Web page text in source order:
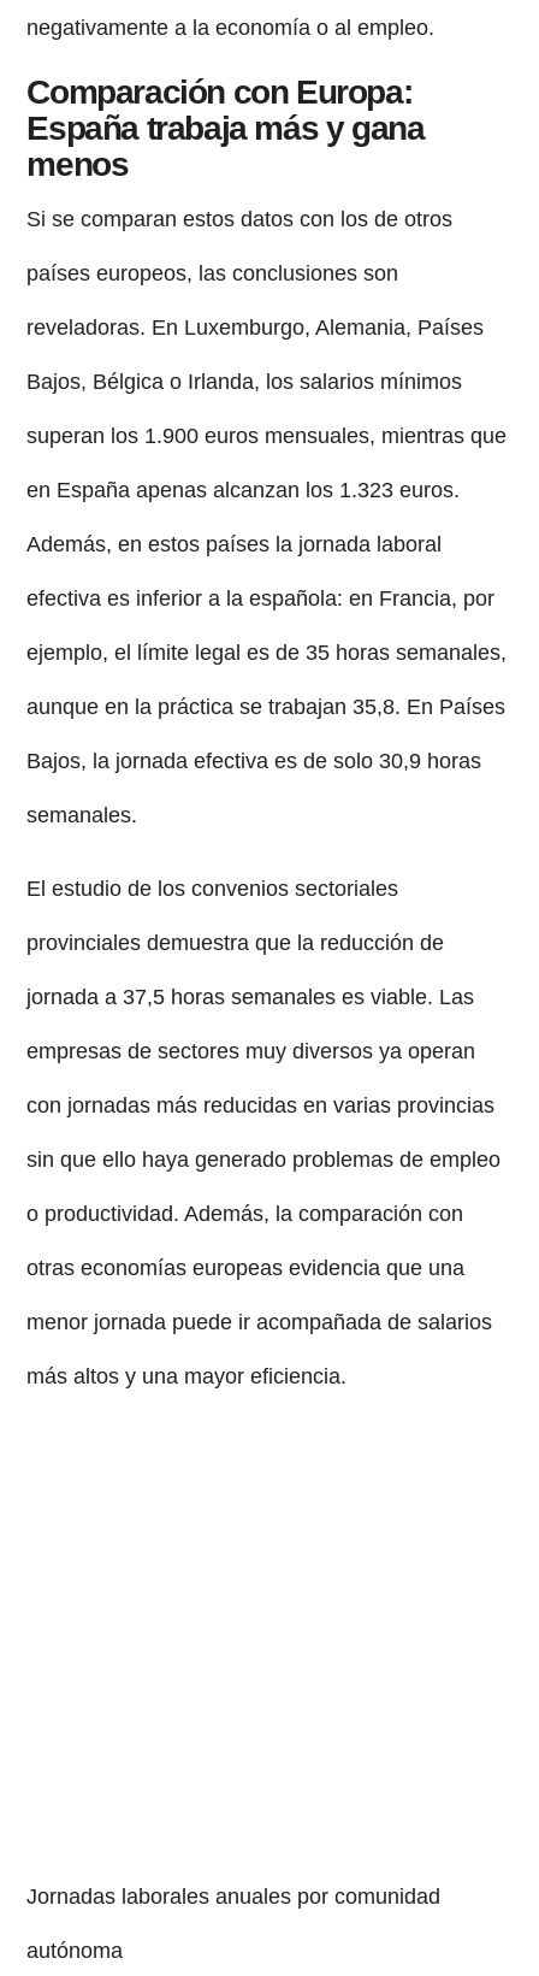
negativamente a la economía o al empleo.
Comparación con Europa:
España trabaja más y gana
menos
Si se comparan estos datos con los de otros
países europeos, las conclusiones son
reveladoras. En Luxemburgo, Alemania, Países
Bajos, Bélgica o Irlanda, los salarios mínimos
superan los 1.900 euros mensuales, mientras que
en España apenas alcanzan los 1.323 euros.
Además, en estos países la jornada laboral
efectiva es inferior a la española: en Francia, por
ejemplo, el límite legal es de 35 horas semanales,
aunque en la práctica se trabajan 35,8. En Países
Bajos, la jornada efectiva es de solo 30,9 horas
semanales.
El estudio de los convenios sectoriales
provinciales demuestra que la reducción de
jornada a 37,5 horas semanales es viable. Las
empresas de sectores muy diversos ya operan
con jornadas más reducidas en varias provincias
sin que ello haya generado problemas de empleo
o productividad. Además, la comparación con
otras economías europeas evidencia que una
menor jornada puede ir acompañada de salarios
más altos y una mayor eficiencia.
Jornadas laborales anuales por comunidad
autónoma